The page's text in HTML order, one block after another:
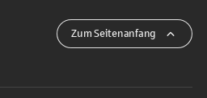
Zum Seitenanfang